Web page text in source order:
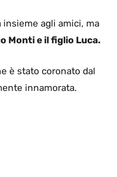
insieme agli amici, ma
Monti e il figlio Luca.
è stato coronato dal
innamorata.